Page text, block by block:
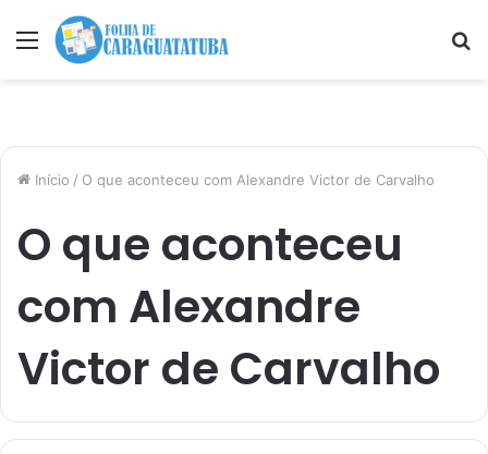
Menu
Início / O que aconteceu com Alexandre Victor de Carvalho
O que aconteceu
com Alexandre
Victor de Carvalho